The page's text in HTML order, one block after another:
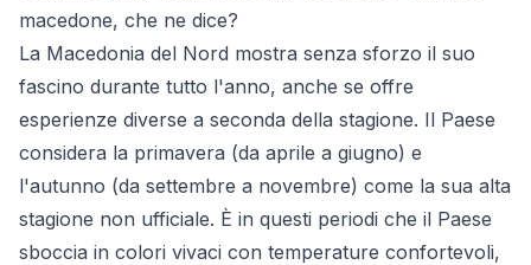
macedone, che ne dice?
La Macedonia del Nord mostra senza sforzo il suo
fascino durante tutto l'anno, anche se offre
esperienze diverse a seconda della stagione. Il Paese
considera la primavera (da aprile a giugno) e
l'autunno (da settembre a novembre) come la sua alta
stagione non ufficiale. È in questi periodi che il Paese
sboccia in colori vivaci con temperature confortevoli,